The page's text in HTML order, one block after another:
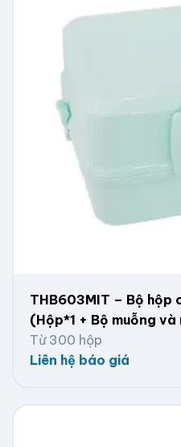
THB603MIT – Bộ hộp
(Hộp*1 + Bộ muỗng
Từ 300 hộp
Liên hệ báo giá